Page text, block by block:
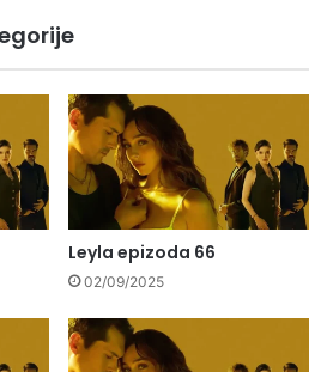
Leyla epizoda 66
02/09/2025